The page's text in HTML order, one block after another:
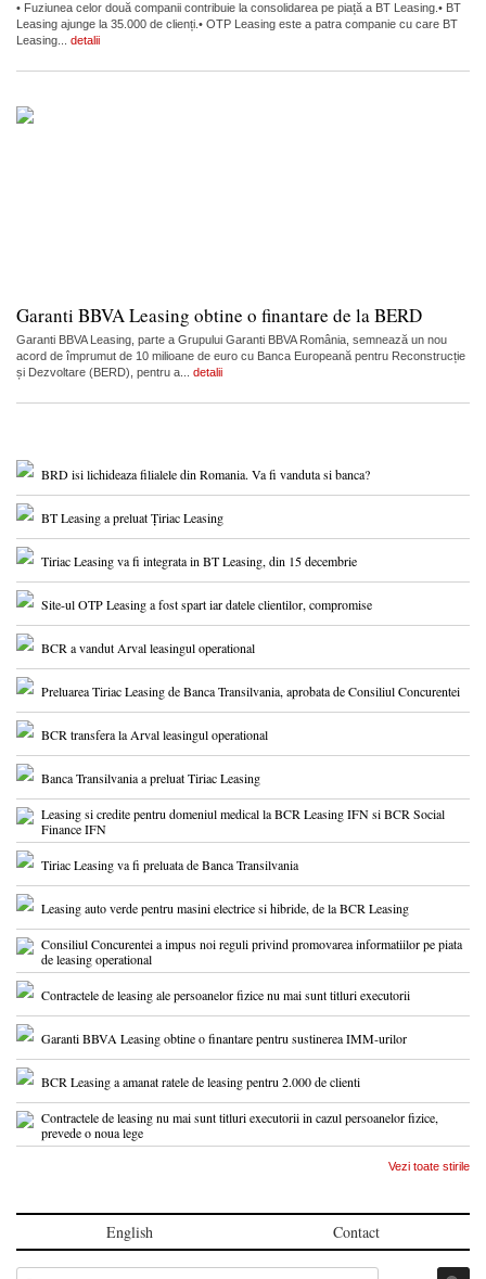
• Fuziunea celor două companii contribuie la consolidarea pe piață a BT Leasing.• BT
Leasing ajunge la 35.000 de clienți.• OTP Leasing este a patra companie cu care BT
Leasing... detalii
Garanti BBVA Leasing obtine o finantare de la BERD
Garanti BBVA Leasing, parte a Grupului Garanti BBVA România, semnează un nou
acord de împrumut de 10 milioane de euro cu Banca Europeană pentru Reconstrucție
și Dezvoltare (BERD), pentru a... detalii
BRD isi lichideaza filialele din Romania. Va fi vanduta si banca?
BT Leasing a preluat Țiriac Leasing
Tiriac Leasing va fi integrata in BT Leasing, din 15 decembrie
Site-ul OTP Leasing a fost spart iar datele clientilor, compromise
BCR a vandut Arval leasingul operational
Preluarea Tiriac Leasing de Banca Transilvania, aprobata de Consiliul Concurentei
BCR transfera la Arval leasingul operational
Banca Transilvania a preluat Tiriac Leasing
Leasing si credite pentru domeniul medical la BCR Leasing IFN si BCR Social
Finance IFN
Tiriac Leasing va fi preluata de Banca Transilvania
Leasing auto verde pentru masini electrice si hibride, de la BCR Leasing
Consiliul Concurentei a impus noi reguli privind promovarea informatiilor pe piata
de leasing operational
Contractele de leasing ale persoanelor fizice nu mai sunt titluri executorii
Garanti BBVA Leasing obtine o finantare pentru sustinerea IMM-urilor
BCR Leasing a amanat ratele de leasing pentru 2.000 de clienti
Contractele de leasing nu mai sunt titluri executorii in cazul persoanelor fizice,
prevede o noua lege
Vezi toate stirile
English Contact